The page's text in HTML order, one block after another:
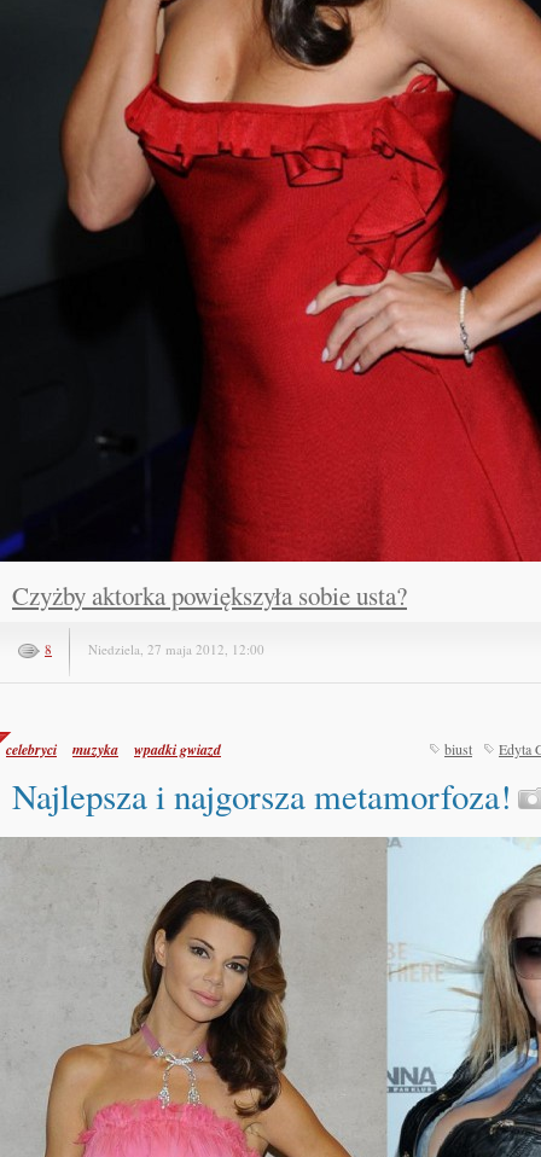
Czyżby aktorka powiększyła sobie usta?
8 Niedziela, 27 maja 2012, 12:00
celebryci muzyka wpadki gwiazd biust Edyta
Najlepsza i najgorsza metamorfoza!